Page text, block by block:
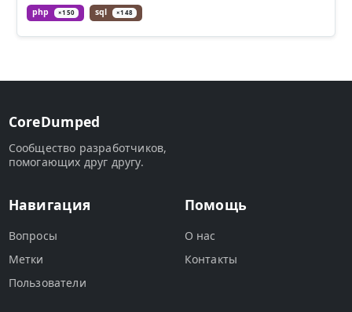
php ×150 sql ×148
CoreDumped
Сообщество разработчиков,
помогающих друг другу.
Навигация
Вопросы
Метки
Пользователи
Помощь
О нас
Контакты